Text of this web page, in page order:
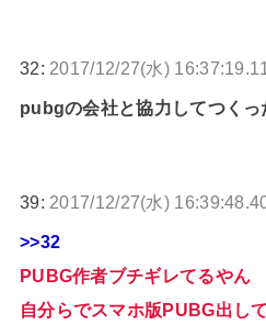
32: 2017/12/27(水)
pubgの会社と協力してつくっ
39: 2017/12/27(水)
>>32
PUBG作者ブチギレてるやん
自分らでスマホ版PUBG出し